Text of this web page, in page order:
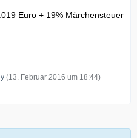
Euro + 19% Märchensteuer
(13. Februar 2016 um 18:44)